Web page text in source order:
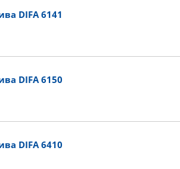
DIFA 6141
DIFA 6150
DIFA 6410